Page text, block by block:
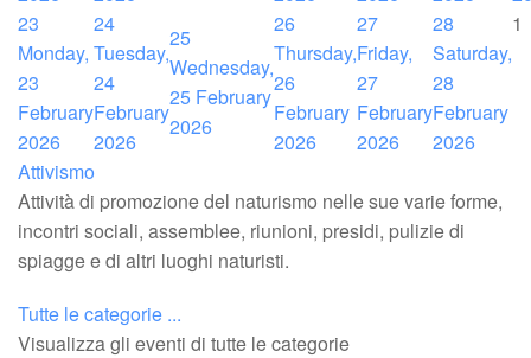
23
Monday,
23
February
2026
24
Tuesday,
24
February
2026
25
Wednesday,
25 February
2026
26
Thursday,
26
February
2026
27
Friday,
27
February
2026
28
Saturday,
28
February
2026
1
Attivismo
Attività di promozione del naturismo nelle sue varie forme,
incontri sociali, assemblee, riunioni, presidi, pulizie di
spiagge e di altri luoghi naturisti.
Tutte le categorie ...
Visualizza gli eventi di tutte le categorie